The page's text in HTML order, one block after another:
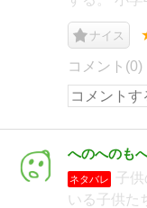
ナイス
コメント(0)
へのへのも
ネタバレ
子
いる子供た